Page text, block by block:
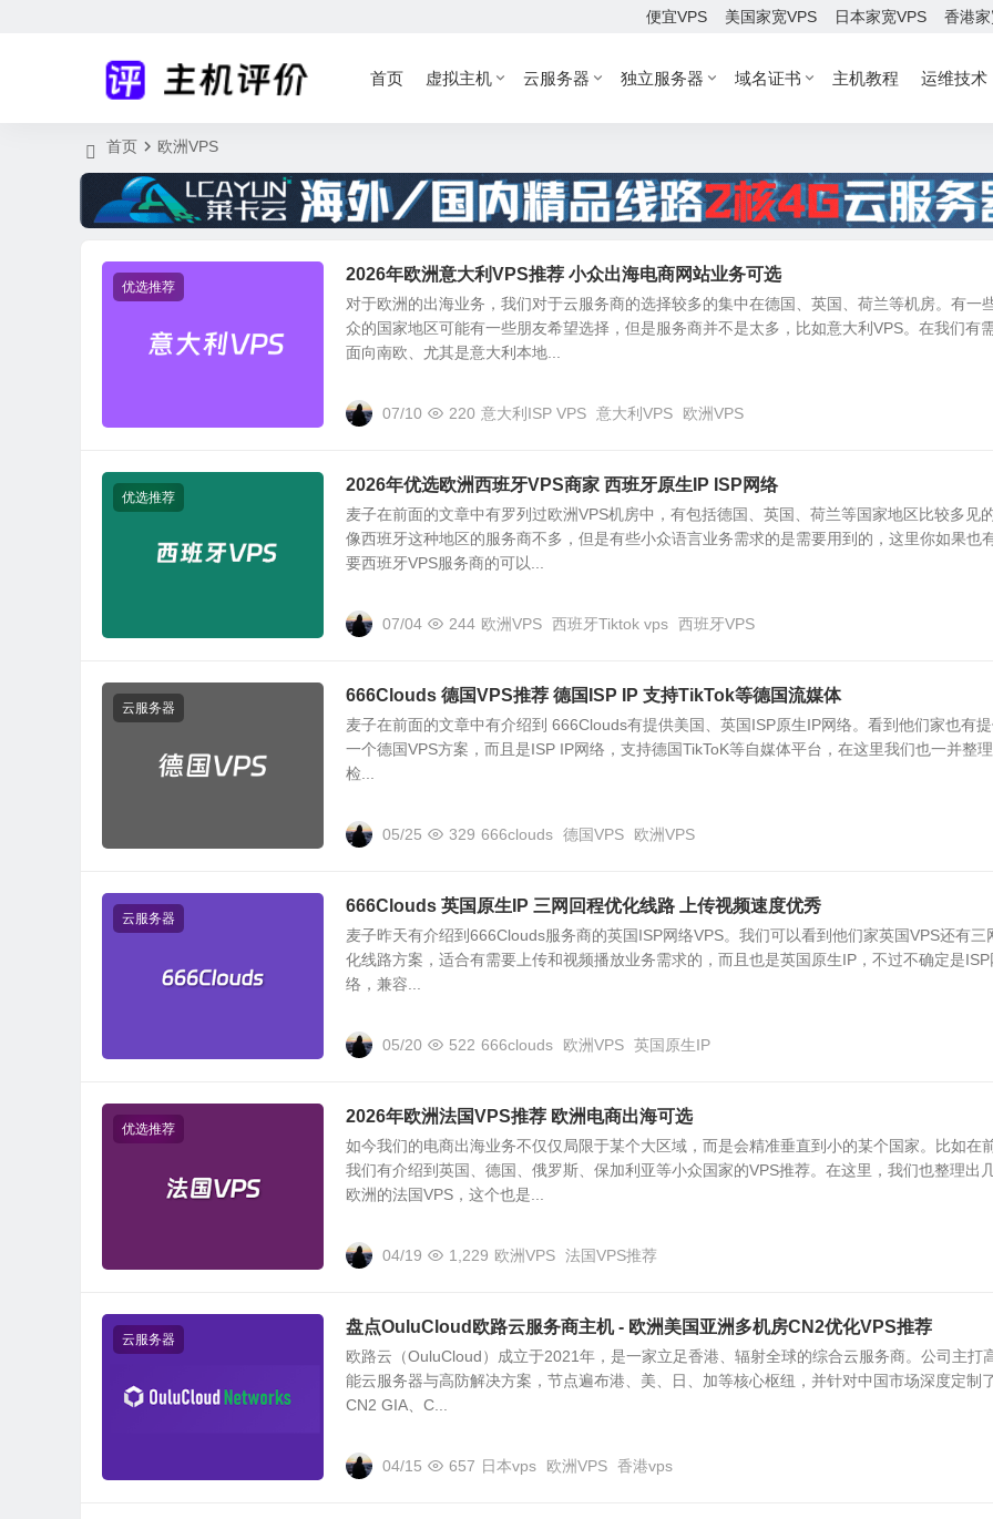
便宜VPS 美国家宽VPS 日本家宽VPS 香港
首页 虚拟主机 云服务器 独立服务器 域名证书 主机教程 运维技术
首页 欧洲VPS
优选推荐
2026年欧洲意大利VPS推荐 小众出海电商网站业务可选
对于欧洲的出海业务，我们对于云服务商的选择较多的集中在德国、英国、荷兰等机房。有一
众的国家地区可能有一些朋友希望选择，但是服务商并不是太多，比如意大利VPS。在我们有
面向南欧、尤其是意大利本地...
07/10 220 意大利ISP VPS 意大利VPS 欧洲VPS
优选推荐
2026年优选欧洲西班牙VPS商家 西班牙原生IP ISP网络
麦子在前面的文章中有罗列过欧洲VPS机房中，有包括德国、英国、荷兰等国家地区比较多见的
像西班牙这种地区的服务商不多，但是有些小众语言业务需求的是需要用到的，这里你如果也
要西班牙VPS服务商的可以...
07/04 244 欧洲VPS 西班牙Tiktok vps 西班牙VPS
云服务器
666Clouds 德国VPS推荐 德国ISP IP 支持TikTok等德国流媒体
麦子在前面的文章中有介绍到 666Clouds有提供美国、英国ISP原生IP网络。看到他们家也有
一个德国VPS方案，而且是ISP IP网络，支持德国TikToK等自媒体平台，在这里我们也一并整理
检...
05/25 329 666clouds 德国VPS 欧洲VPS
云服务器
666Clouds 英国原生IP 三网回程优化线路 上传视频速度优秀
麦子昨天有介绍到666Clouds服务商的英国ISP网络VPS。我们可以看到他们家英国VPS还有三
化线路方案，适合有需要上传和视频播放业务需求的，而且也是英国原生IP，不过不确定是ISP
络，兼容...
05/20 522 666clouds 欧洲VPS 英国原生IP
优选推荐
2026年欧洲法国VPS推荐 欧洲电商出海可选
如今我们的电商出海业务不仅仅局限于某个大区域，而是会精准垂直到小的某个国家。比如在
我们有介绍到英国、德国、俄罗斯、保加利亚等小众国家的VPS推荐。在这里，我们也整理出
欧洲的法国VPS，这个也是...
04/19 1,229 欧洲VPS 法国VPS推荐
云服务器
盘点OuluCloud欧路云服务商主机 - 欧洲美国亚洲多机房CN2优化VPS推荐
欧路云（OuluCloud）成立于2021年，是一家立足香港、辐射全球的综合云服务商。公司主打
能云服务器与高防解决方案，节点遍布港、美、日、加等核心枢纽，并针对中国市场深度定制
CN2 GIA、C...
04/15 657 日本vps 欧洲VPS 香港vps